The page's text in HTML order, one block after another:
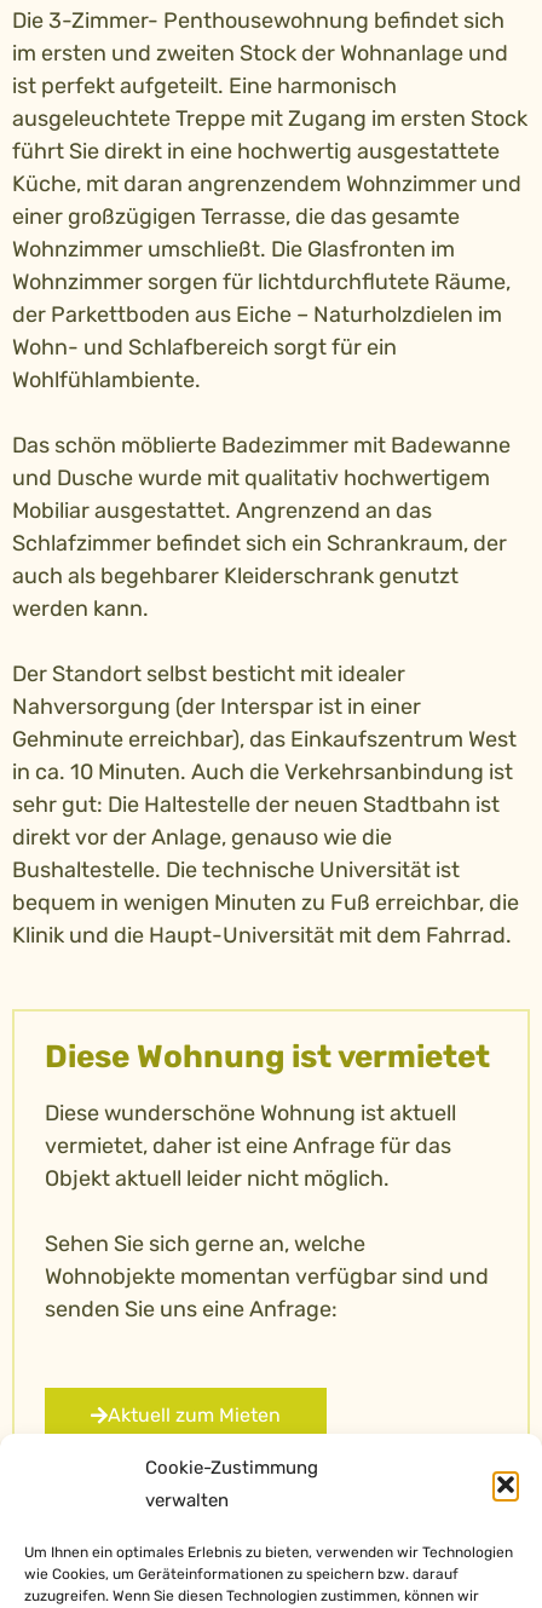
Cookie-Zustimmung
verwalten
Um Ihnen ein optimales Erlebnis zu bieten, verwenden wir Technologien
wie Cookies, um Geräteinformationen zu speichern bzw. darauf
zuzugreifen. Wenn Sie diesen Technologien zustimmen, können wir
Die 3-Zimmer- Penthousewohnung befindet sich
im ersten und zweiten Stock der Wohnanlage und
ist perfekt aufgeteilt. Eine harmonisch
ausgeleuchtete Treppe mit Zugang im ersten Stock
führt Sie direkt in eine hochwertig ausgestattete
Küche, mit daran angrenzendem Wohnzimmer und
einer großzügigen Terrasse, die das gesamte
Wohnzimmer umschließt. Die Glasfronten im
Wohnzimmer sorgen für lichtdurchflutete Räume,
der Parkettboden aus Eiche – Naturholzdielen im
Wohn- und Schlafbereich sorgt für ein
Wohlfühlambiente.
Das schön möblierte Badezimmer mit Badewanne
und Dusche wurde mit qualitativ hochwertigem
Mobiliar ausgestattet. Angrenzend an das
Schlafzimmer befindet sich ein Schrankraum, der
auch als begehbarer Kleiderschrank genutzt
werden kann.
Der Standort selbst besticht mit idealer
Nahversorgung (der Interspar ist in einer
Gehminute erreichbar), das Einkaufszentrum West
in ca. 10 Minuten. Auch die Verkehrsanbindung ist
sehr gut: Die Haltestelle der neuen Stadtbahn ist
direkt vor der Anlage, genauso wie die
Bushaltestelle. Die technische Universität ist
bequem in wenigen Minuten zu Fuß erreichbar, die
Klinik und die Haupt-Universität mit dem Fahrrad.
Diese Wohnung ist vermietet
Diese wunderschöne Wohnung ist aktuell
vermietet, daher ist eine Anfrage für das
Objekt aktuell leider nicht möglich.
Sehen Sie sich gerne an, welche
Wohnobjekte momentan verfügbar sind und
senden Sie uns eine Anfrage:
Aktuell zum Mieten